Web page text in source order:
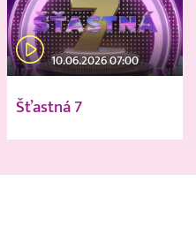
10.06.2026 07:00
Šťastná 7